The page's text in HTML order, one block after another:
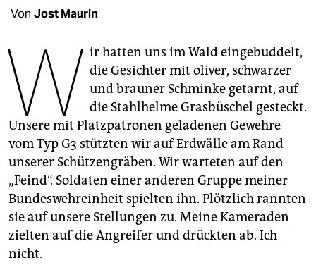
unterstützen
genossenschaft
epaper login
Von Jost Maurin
W ir hatten uns im Wald eingebuddelt,
die Gesichter mit oliver, schwarzer
und brauner Schminke getarnt, auf
die Stahlhelme Grasbüschel gesteckt.
Unsere mit Platzpatronen geladenen Gewehre
vom Typ G3 stützten wir auf Erdwälle am Rand
unserer Schützengräben. Wir warteten auf den
„Feind“. Soldaten einer anderen Gruppe meiner
Bundeswehreinheit spielten ihn. Plötzlich rannten
sie auf unsere Stellungen zu. Meine Kameraden
zielten auf die Angreifer und drückten ab. Ich
nicht.